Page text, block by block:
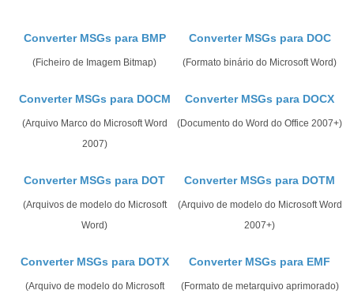
Converter MSGs para BMP
(Ficheiro de Imagem Bitmap)
Converter MSGs para DOC
(Formato binário do Microsoft Word)
Converter MSGs para DOCM
(Arquivo Marco do Microsoft Word
2007)
Converter MSGs para DOCX
(Documento do Word do Office 2007+)
Converter MSGs para DOT
(Arquivos de modelo do Microsoft
Word)
Converter MSGs para DOTM
(Arquivo de modelo do Microsoft Word
2007+)
Converter MSGs para DOTX
(Arquivo de modelo do Microsoft
Converter MSGs para EMF
(Formato de metarquivo aprimorado)